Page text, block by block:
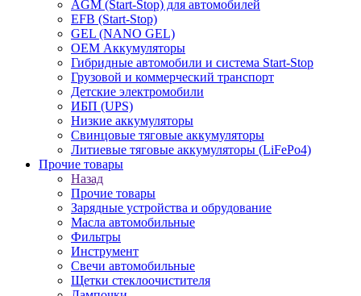
AGM (Start-Stop) для автомобилей
EFB (Start-Stop)
GEL (NANO GEL)
OEM Аккумуляторы
Гибридные автомобили и система Start-Stop
Грузовой и коммерческий транспорт
Детские электромобили
ИБП (UPS)
Низкие аккумуляторы
Свинцовые тяговые аккумуляторы
Литиевые тяговые аккумуляторы (LiFePo4)
Прочие товары
Назад
Прочие товары
Зарядные устройства и обрудование
Масла автомобильные
Фильтры
Инструмент
Свечи автомобильные
Щетки стеклоочистителя